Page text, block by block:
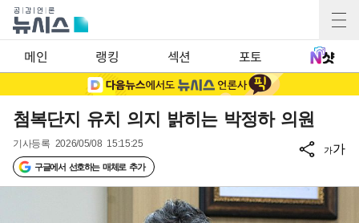
메인 랭킹 섹션 포토
첨복단지 유치 의지 밝히는 박정하 의원
기사등록 2026/05/08 15:15:25
구글에서 선호하는 매체로 추가
가가